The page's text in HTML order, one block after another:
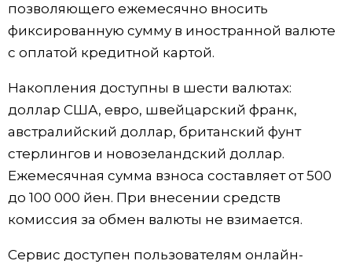
Блог
Экономика
Общество
Культура
Жизнь
Японский язык
Семья
Еда и напитки
official SNS
позволяющего ежемесячно вносить
фиксированную сумму в иностранной валюте
с оплатой кредитной картой.
Накопления доступны в шести валютах:
доллар США, евро, швейцарский франк,
австралийский доллар, британский фунт
стерлингов и новозеландский доллар.
Ежемесячная сумма взноса составляет от 500
до 100 000 йен. При внесении средств
комиссия за обмен валюты не взимается.
Сервис доступен пользователям онлайн-